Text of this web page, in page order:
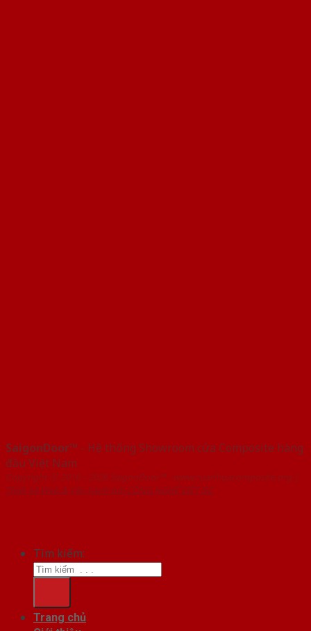
SaigonDoor™ - Hệ thống Showroom cửa Composite hàng
đầu Việt Nam
Copyright ⓒ 2016 – 2026 SaigonDoor™ - www.cuanhuacomposite.org |
Thiết kế Web & Vận hành bởi CÔNG NGHỆ VIỆT JSC
Tìm kiếm:
Trang chủ